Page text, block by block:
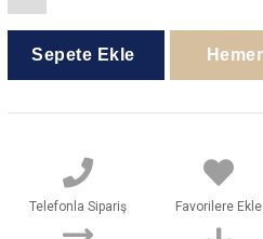
Telefonla Sipariş Favorilere Ekle